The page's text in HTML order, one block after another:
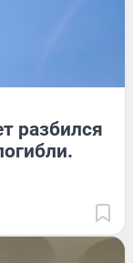
разбился